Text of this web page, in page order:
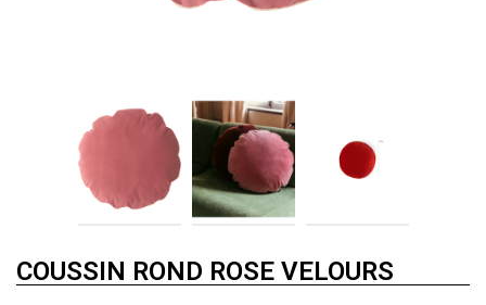
COUSSIN ROND ROSE VELOURS